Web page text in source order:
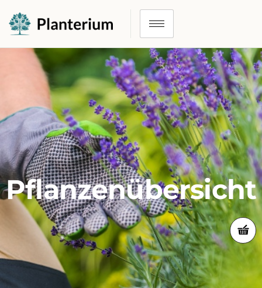
Pflanzenübersicht